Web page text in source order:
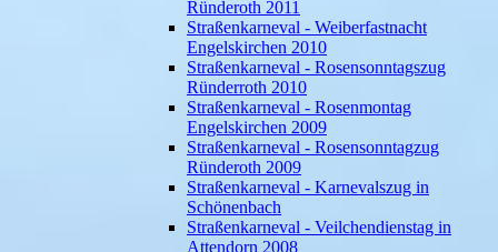
Ründeroth 2011
Straßenkarneval - Weiberfastnacht
Engelskirchen 2010
Straßenkarneval - Rosensonntagszug
Ründerroth 2010
Straßenkarneval - Rosenmontag
Engelskirchen 2009
Straßenkarneval - Rosensonntagzug
Ründeroth 2009
Straßenkarneval - Karnevalszug in
Schönenbach
Straßenkarneval - Veilchendienstag in
Attendorn 2008